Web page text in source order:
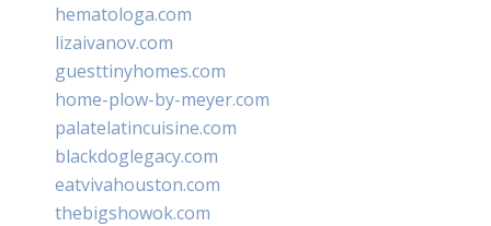
hematologa.com
lizaivanov.com
guesttinyhomes.com
home-plow-by-meyer.com
palatelatincuisine.com
blackdoglegacy.com
eatvivahouston.com
thebigshowok.com